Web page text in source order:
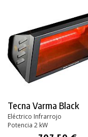
Tecna Varma Black
Eléctrico Infrarrojo
Potencia 2 kW